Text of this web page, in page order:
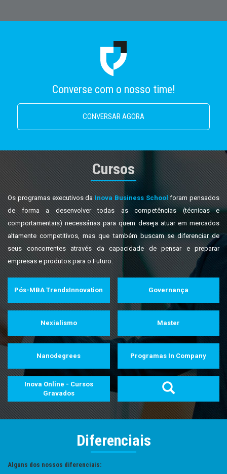
Converse com o nosso time!
CONVERSAR AGORA
Cursos
Os programas executivos da Inova Business Schoolforam pensados
de forma a desenvolver todas as competências (técnicas e
comportamentais) necessárias para quem deseja atuar em mercados
altamente competitivos, mas que também buscam se diferenciar de
seus concorrentes através da capacidade de pensar e preparar
empresas e produtos para o Futuro.
Pós-MBA TrendsInnovation Governança
Nexialismo Master
Nanodegrees Programas In Company
Inova Online - Cursos
Gravados
Diferenciais
Alguns dos nossos diferenciais: